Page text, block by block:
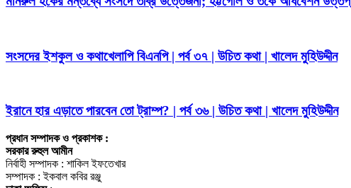
সংসদের ইশকুল ও কথাখেলাপি বিএনপি | পর্ব ৩৭ | উচিত কথা | খালেদ মুহিউদ্দীন
ইরানে হার এড়াতে পারবেন তো ট্রাম্প? | পর্ব ৩৬ | উচিত কথা | খালেদ মুহিউদ্দীন
প্রধান সম্পাদক ও প্রকাশক :
সরকার রুহুল আমীন
নির্বাহী সম্পাদক : শাকিল ইফতেখার
সম্পাদক : ইকবাল কবির রঞ্জু